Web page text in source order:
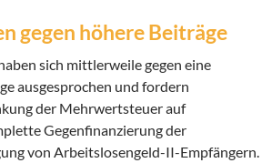
gegen höhere Beiträge
sich mittlerweile gegen eine
ausgesprochen und fordern
der Mehrwertsteuer auf
Gegenfinanzierung der
von Arbeitslosengeld-II-Empfängern.